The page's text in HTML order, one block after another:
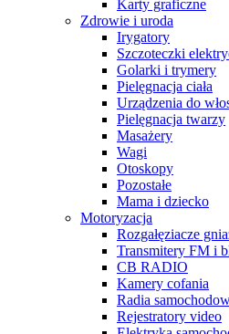
Karty graficzne
Zdrowie i uroda
Irygatory
Szczoteczki
Golarki i trymery
Pielęgnacja ciała
Urządzenia do
Pielęgnacja twarzy
Masażery
Wagi
Otoskopy
Pozostałe
Mama i dziecko
Motoryzacja
Rozgałęziacze
Transmitery FM i
CB RADIO
Kamery cofania
Radia
Rejestratory video